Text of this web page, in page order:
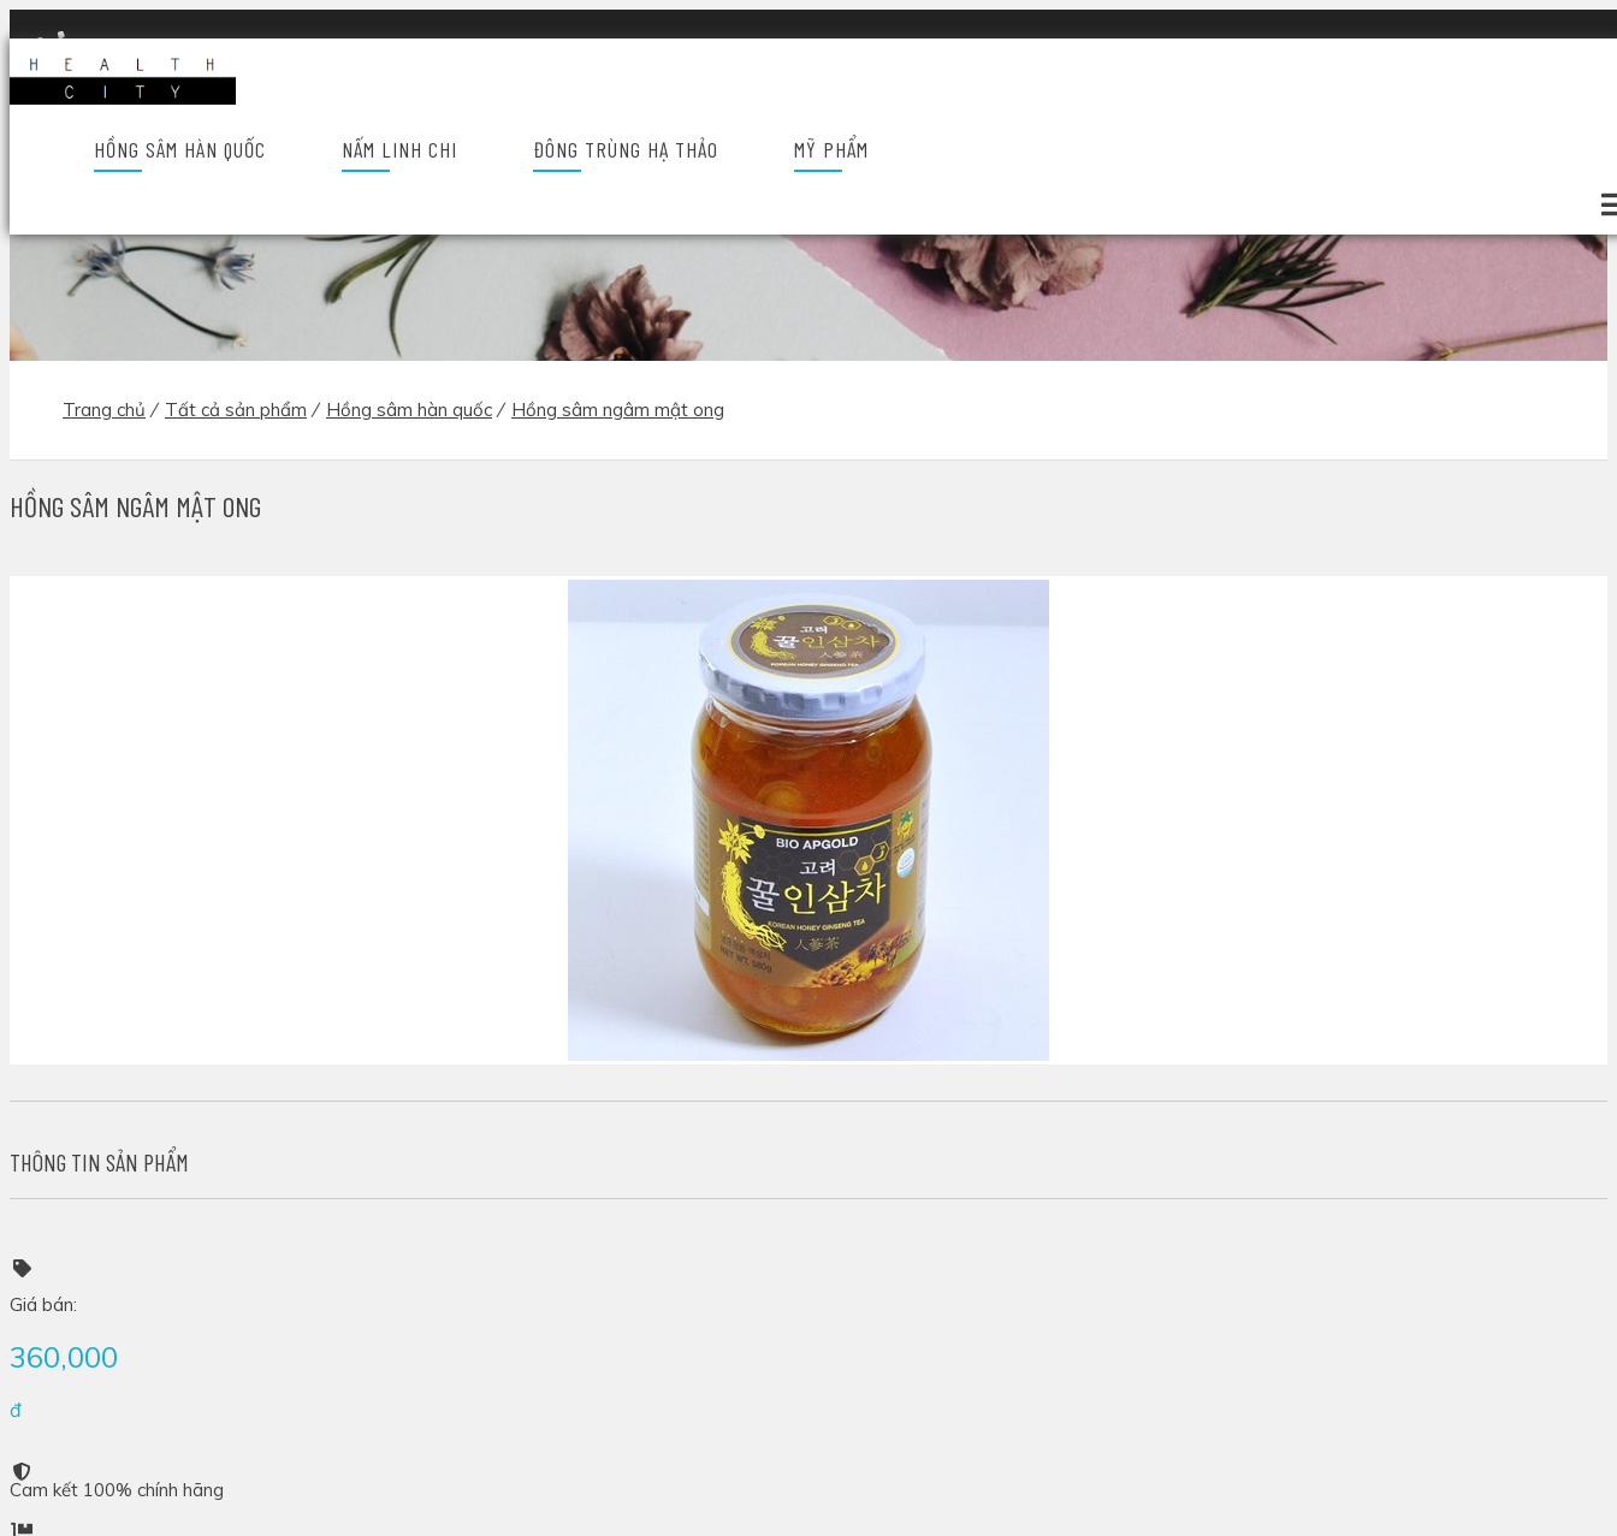
Hotline: 028 6689 8686
HỒNG SÂM HÀN QUỐC NẤM LINH CHI ĐÔNG TRÙNG HẠ THẢO MỸ PHẨM
Trang chủ / Tất cả sản phẩm / Hồng sâm hàn quốc / Hồng sâm ngâm mật ong
HỒNG SÂM NGÂM MẬT ONG
THÔNG TIN SẢN PHẨM
Giá bán:
360,000
đ
Cam kết 100% chính hãng